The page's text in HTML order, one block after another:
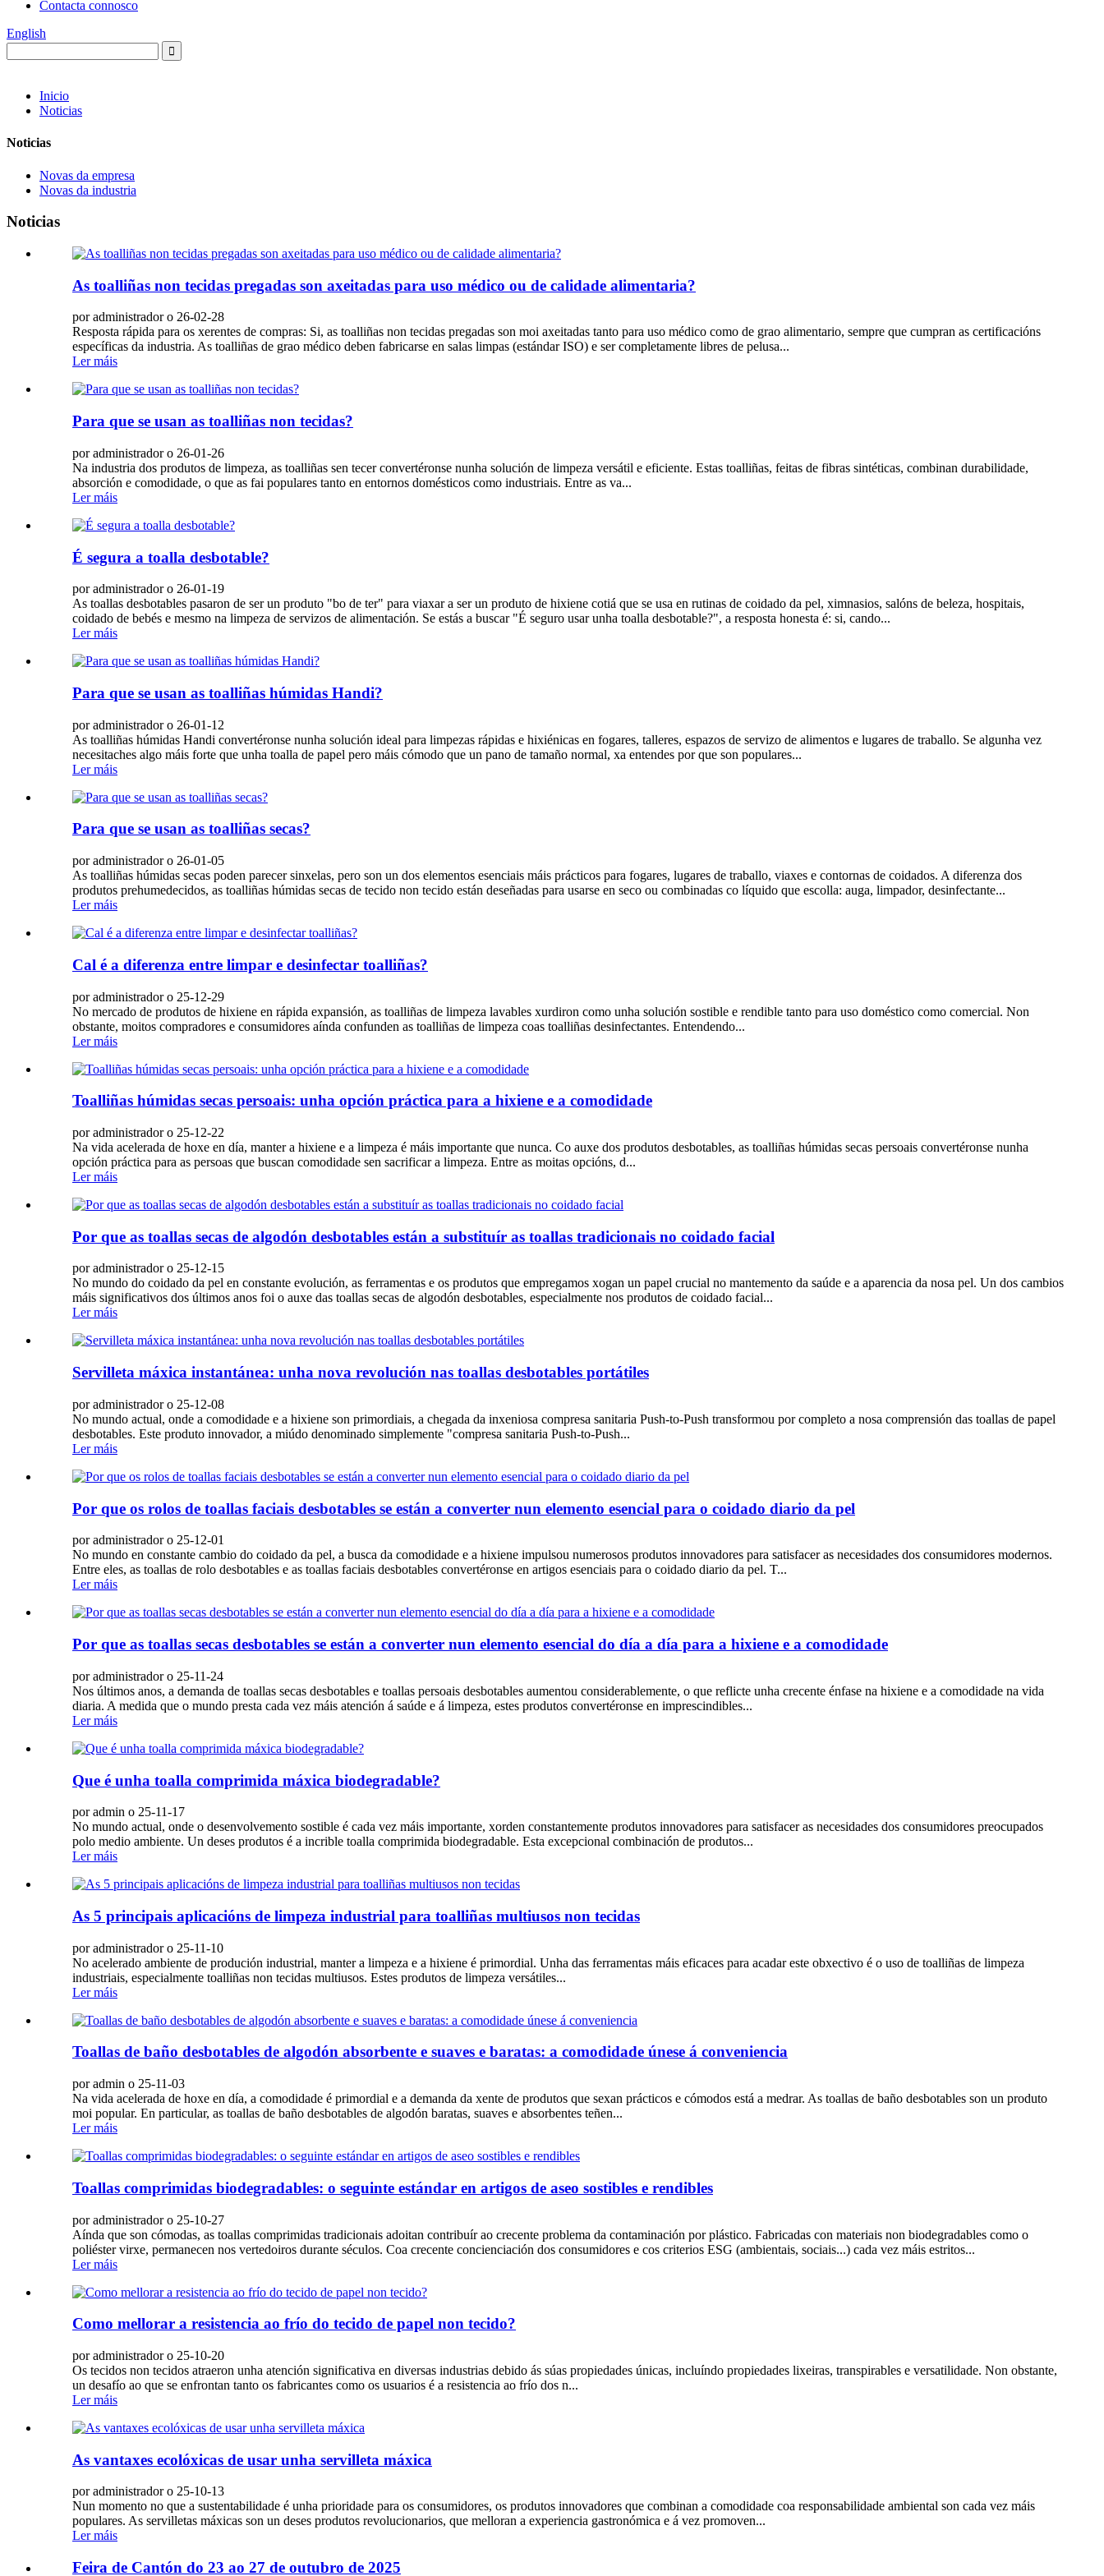
Contacta connosco
English
Inicio
Noticias
Noticias
Novas da empresa
Novas da industria
Noticias
As toalliñas non tecidas pregadas son axeitadas para uso médico ou de calidade alimentaria?
por administrador o 26-02-28
Resposta rápida para os xerentes de compras: Si, as toalliñas non tecidas pregadas son moi axeitadas tanto para uso médico como de grao alimentario, sempre que cumpran as certificacións
específicas da industria. As toalliñas de grao médico deben fabricarse en salas limpas (estándar ISO) e ser completamente libres de pelusa...
Ler máis
Para que se usan as toalliñas non tecidas?
por administrador o 26-01-26
Na industria dos produtos de limpeza, as toalliñas sen tecer convertéronse nunha solución de limpeza versátil e eficiente. Estas toalliñas, feitas de fibras sintéticas, combinan durabilidade,
absorción e comodidade, o que as fai populares tanto en entornos domésticos como industriais. Entre as va...
Ler máis
É segura a toalla desbotable?
por administrador o 26-01-19
As toallas desbotables pasaron de ser un produto "bo de ter" para viaxar a ser un produto de hixiene cotiá que se usa en rutinas de coidado da pel, ximnasios, salóns de beleza, hospitais,
coidado de bebés e mesmo na limpeza de servizos de alimentación. Se estás a buscar "É seguro usar unha toalla desbotable?", a resposta honesta é: si, cando...
Ler máis
Para que se usan as toalliñas húmidas Handi?
por administrador o 26-01-12
As toalliñas húmidas Handi convertéronse nunha solución ideal para limpezas rápidas e hixiénicas en fogares, talleres, espazos de servizo de alimentos e lugares de traballo. Se algunha vez
necesitaches algo máis forte que unha toalla de papel pero máis cómodo que un pano de tamaño normal, xa entendes por que son populares...
Ler máis
Para que se usan as toalliñas secas?
por administrador o 26-01-05
As toalliñas húmidas secas poden parecer sinxelas, pero son un dos elementos esenciais máis prácticos para fogares, lugares de traballo, viaxes e contornas de coidados. A diferenza dos
produtos prehumedecidos, as toalliñas húmidas secas de tecido non tecido están deseñadas para usarse en seco ou combinadas co líquido que escolla: auga, limpador, desinfectante...
Ler máis
Cal é a diferenza entre limpar e desinfectar toalliñas?
por administrador o 25-12-29
No mercado de produtos de hixiene en rápida expansión, as toalliñas de limpeza lavables xurdiron como unha solución sostible e rendible tanto para uso doméstico como comercial. Non
obstante, moitos compradores e consumidores aínda confunden as toalliñas de limpeza coas toalliñas desinfectantes. Entendendo...
Ler máis
Toalliñas húmidas secas persoais: unha opción práctica para a hixiene e a comodidade
por administrador o 25-12-22
Na vida acelerada de hoxe en día, manter a hixiene e a limpeza é máis importante que nunca. Co auxe dos produtos desbotables, as toalliñas húmidas secas persoais convertéronse nunha
opción práctica para as persoas que buscan comodidade sen sacrificar a limpeza. Entre as moitas opcións, d...
Ler máis
Por que as toallas secas de algodón desbotables están a substituír as toallas tradicionais no coidado facial
por administrador o 25-12-15
No mundo do coidado da pel en constante evolución, as ferramentas e os produtos que empregamos xogan un papel crucial no mantemento da saúde e a aparencia da nosa pel. Un dos cambios
máis significativos dos últimos anos foi o auxe das toallas secas de algodón desbotables, especialmente nos produtos de coidado facial...
Ler máis
Servilleta máxica instantánea: unha nova revolución nas toallas desbotables portátiles
por administrador o 25-12-08
No mundo actual, onde a comodidade e a hixiene son primordiais, a chegada da inxeniosa compresa sanitaria Push-to-Push transformou por completo a nosa comprensión das toallas de papel
desbotables. Este produto innovador, a miúdo denominado simplemente "compresa sanitaria Push-to-Push...
Ler máis
Por que os rolos de toallas faciais desbotables se están a converter nun elemento esencial para o coidado diario da pel
por administrador o 25-12-01
No mundo en constante cambio do coidado da pel, a busca da comodidade e a hixiene impulsou numerosos produtos innovadores para satisfacer as necesidades dos consumidores modernos.
Entre eles, as toallas de rolo desbotables e as toallas faciais desbotables convertéronse en artigos esenciais para o coidado diario da pel. T...
Ler máis
Por que as toallas secas desbotables se están a converter nun elemento esencial do día a día para a hixiene e a comodidade
por administrador o 25-11-24
Nos últimos anos, a demanda de toallas secas desbotables e toallas persoais desbotables aumentou considerablemente, o que reflicte unha crecente énfase na hixiene e a comodidade na vida
diaria. A medida que o mundo presta cada vez máis atención á saúde e á limpeza, estes produtos convertéronse en imprescindibles...
Ler máis
Que é unha toalla comprimida máxica biodegradable?
por admin o 25-11-17
No mundo actual, onde o desenvolvemento sostible é cada vez máis importante, xorden constantemente produtos innovadores para satisfacer as necesidades dos consumidores preocupados
polo medio ambiente. Un deses produtos é a incrible toalla comprimida biodegradable. Esta excepcional combinación de produtos...
Ler máis
As 5 principais aplicacións de limpeza industrial para toalliñas multiusos non tecidas
por administrador o 25-11-10
No acelerado ambiente de produción industrial, manter a limpeza e a hixiene é primordial. Unha das ferramentas máis eficaces para acadar este obxectivo é o uso de toalliñas de limpeza
industriais, especialmente toalliñas non tecidas multiusos. Estes produtos de limpeza versátiles...
Ler máis
Toallas de baño desbotables de algodón absorbente e suaves e baratas: a comodidade únese á conveniencia
por admin o 25-11-03
Na vida acelerada de hoxe en día, a comodidade é primordial e a demanda da xente de produtos que sexan prácticos e cómodos está a medrar. As toallas de baño desbotables son un produto
moi popular. En particular, as toallas de baño desbotables de algodón baratas, suaves e absorbentes teñen...
Ler máis
Toallas comprimidas biodegradables: o seguinte estándar en artigos de aseo sostibles e rendibles
por administrador o 25-10-27
Aínda que son cómodas, as toallas comprimidas tradicionais adoitan contribuír ao crecente problema da contaminación por plástico. Fabricadas con materiais non biodegradables como o
poliéster virxe, permanecen nos vertedoiros durante séculos. Coa crecente concienciación dos consumidores e cos criterios ESG (ambientais, sociais...) cada vez máis estritos...
Ler máis
Como mellorar a resistencia ao frío do tecido de papel non tecido?
por administrador o 25-10-20
Os tecidos non tecidos atraeron unha atención significativa en diversas industrias debido ás súas propiedades únicas, incluíndo propiedades lixeiras, transpirables e versatilidade. Non obstante,
un desafío ao que se enfrontan tanto os fabricantes como os usuarios é a resistencia ao frío dos n...
Ler máis
As vantaxes ecolóxicas de usar unha servilleta máxica
por administrador o 25-10-13
Nun momento no que a sustentabilidade é unha prioridade para os consumidores, os produtos innovadores que combinan a comodidade coa responsabilidade ambiental son cada vez máis
populares. As servilletas máxicas son un deses produtos revolucionarios, que melloran a experiencia gastronómica e á vez promoven...
Ler máis
Feira de Cantón do 23 ao 27 de outubro de 2025